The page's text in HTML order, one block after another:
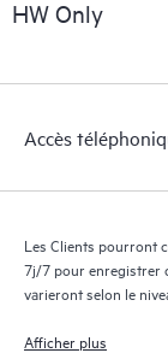
contrats de
les différents
nouveaux outils
donne accès à
opérationnelle et
HW Only
Accès
Les Clients pourront
7j/7 pour enregistrer
varieront selon le
Afficher plus